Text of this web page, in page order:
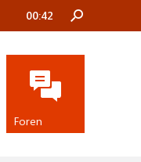
00:42
Foren